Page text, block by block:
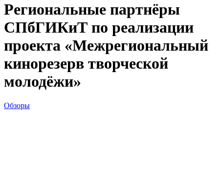
Региональные партнёры
СПбГИКиТ по реализации
проекта «Межрегиональный
кинорезерв творческой
молодёжи»
Обзоры